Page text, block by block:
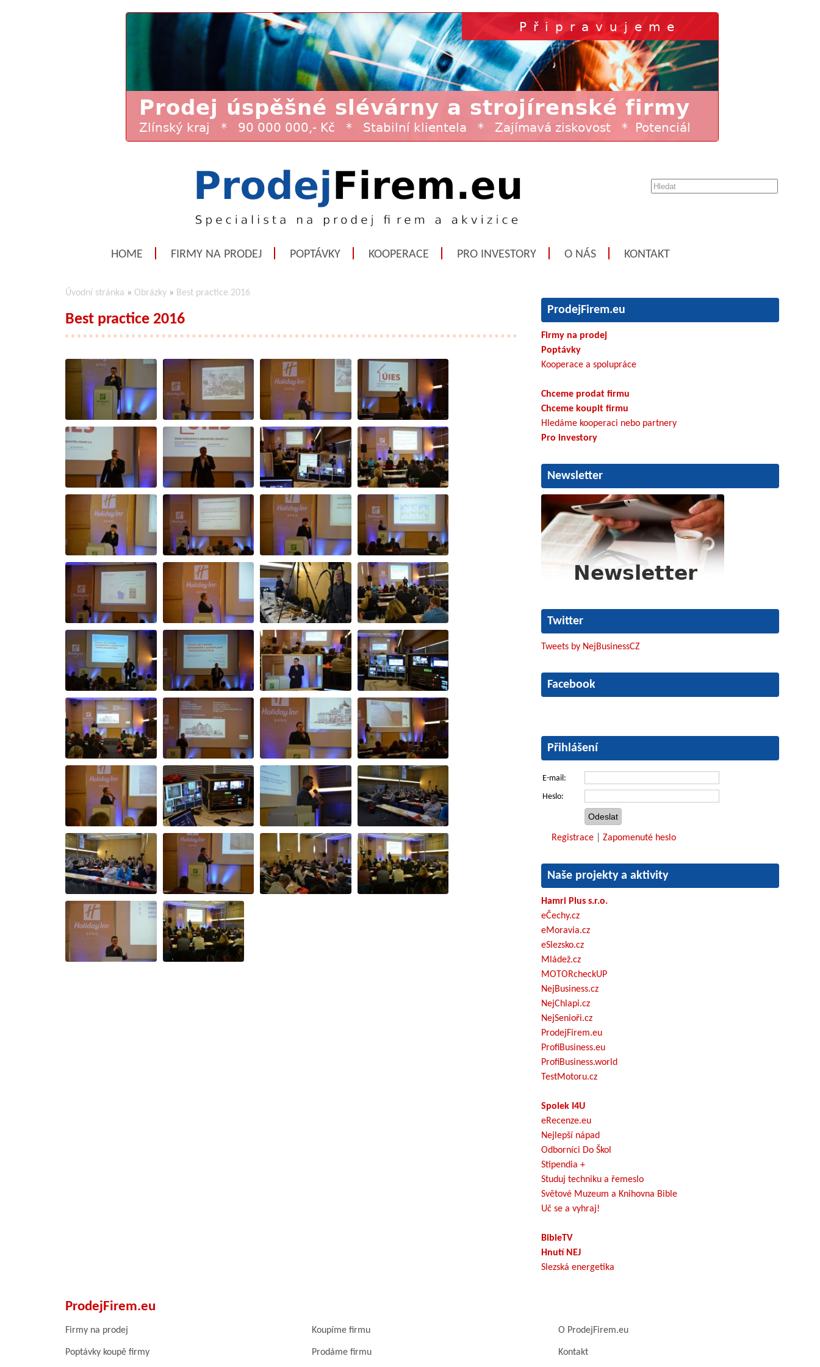
HOME FIRMY NA PRODEJ POPTÁVKY KOOPERACE PRO INVESTORY O NÁS KONTAKT
Úvodní stránka » Obrázky » Best practice 2016
Best practice 2016
ProdejFirem.eu
Firmy na prodej
Poptávky
Kooperace a spolupráce
Chceme prodat firmu
Chceme koupit firmu
Hledáme kooperaci nebo partnery
Pro investory
Newsletter
Twitter
Tweets by NejBusinessCZ
Facebook
Přihlášení
E-mail:
Heslo:
Registrace Zapomenuté heslo
Naše projekty a aktivity
Hamri Plus s.r.o.
eČechy.cz
eMoravia.cz
eSlezsko.cz
Mládež.cz
MOTORcheckUP
NejBusiness.cz
NejChlapi.cz
NejSenioři.cz
ProdejFirem.eu
ProfiBusiness.eu
ProfiBusiness.world
TestMotoru.cz
Spolek I4U
eRecenze.eu
Nejlepší nápad
Odborníci Do Škol
Stipendia +
Studuj techniku a řemeslo
Světové Muzeum a Knihovna Bible
Uč se a vyhraj!
BibleTV
Hnutí NEJ
Slezská energetika
ProdejFirem.eu
Firmy na prodej Koupíme firmu O ProdejFirem.eu
Poptávky koupě firmy Prodáme firmu Kontakt